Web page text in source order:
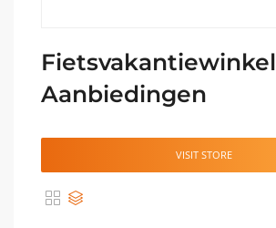
Fietsvakantiewinkel
Aanbiedingen
VISIT STORE